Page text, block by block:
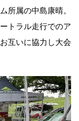
所属の中島康晴。
トラル走行でのア
互いに協力し大会